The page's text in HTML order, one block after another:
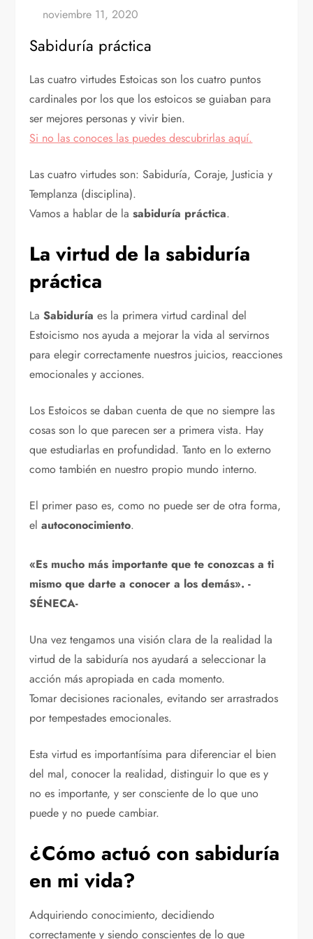
Sabiduría práctica
Las cuatro virtudes Estoicas son los cuatro puntos
cardinales por los que los estoicos se guiaban para
ser mejores personas y vivir bien.
Si no las conoces las puedes descubrirlas aquí.
Las cuatro virtudes son: Sabiduría, Coraje, Justicia y
Templanza (disciplina).
Vamos a hablar de la sabiduría práctica.
La virtud de la sabiduría
práctica
LaSabiduría es la primera virtud cardinal del
Estoicismo nos ayuda a mejorar la vida al servirnos
para elegir correctamente nuestros juicios, reacciones
emocionales y acciones.
Los Estoicos se daban cuenta de que no siempre las
cosas son lo que parecen ser a primera vista. Hay
que estudiarlas en profundidad. Tanto en lo externo
como también en nuestro propio mundo interno.
El primer paso es, como no puede ser de otra forma,
elautoconocimiento.
«Es mucho más importante que te conozcas a ti
mismo que darte a conocer a los demás». -
SÉNECA-
Una vez tengamos una visión clara de la realidad la
virtud de la sabiduría nos ayudará a seleccionar la
acción más apropiada en cada momento.
Tomar decisiones racionales, evitando ser arrastrados
por tempestades emocionales.
Esta virtud es importantísima para diferenciar el bien
del mal, conocer la realidad, distinguir lo que es y
no es importante, y ser consciente de lo que uno
puede y no puede cambiar.
¿Cómo actuó con sabiduría
en mi vida?
Adquiriendo conocimiento, decidiendo
correctamente y siendo conscientes de lo que